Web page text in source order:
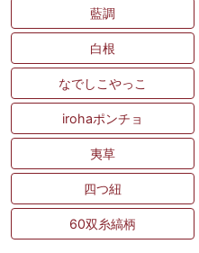
藍調
白根
なでしこやっこ
irohaポンチョ
夷草
四つ紐
60双糸縞柄